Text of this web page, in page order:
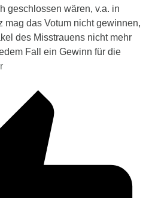
geschlossen wären, v.a. in
mag das Votum nicht gewinnen,
des Misstrauens nicht mehr
Fall ein Gewinn für die